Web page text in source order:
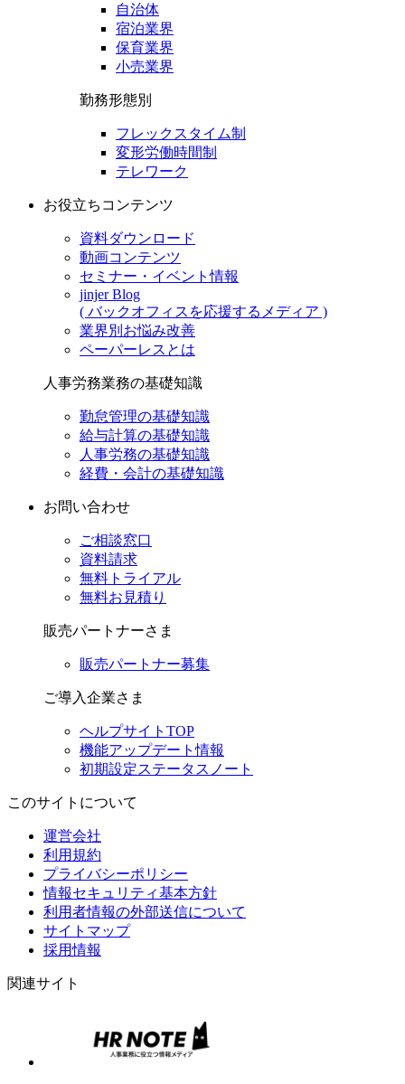
自治体
宿泊業界
保育業界
小売業界
勤務形態別
フレックスタイム制
変形労働時間制
テレワーク
お役立ちコンテンツ
資料ダウンロード
動画コンテンツ
セミナー・イベント情報
jinjer Blog
( バックオフィスを応援するメディア )
業界別お悩み改善
ペーパーレスとは
人事労務業務の基礎知識
勤怠管理の基礎知識
給与計算の基礎知識
人事労務の基礎知識
経費・会計の基礎知識
お問い合わせ
ご相談窓口
資料請求
無料トライアル
無料お見積り
販売パートナーさま
販売パートナー募集
ご導入企業さま
ヘルプサイトTOP
機能アップデート情報
初期設定ステータスノート
このサイトについて
運営会社
利用規約
プライバシーポリシー
情報セキュリティ基本方針
利用者情報の外部送信について
サイトマップ
採用情報
関連サイト